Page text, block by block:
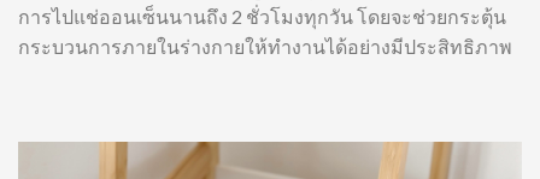
การไปแช่ออนเซ็นนานถึง 2 ชั่วโมงทุกวัน โดยจะช่วยกระตุ้น
กระบวนการภายในร่างกายให้ทำงานได้อย่างมีประสิทธิภาพ